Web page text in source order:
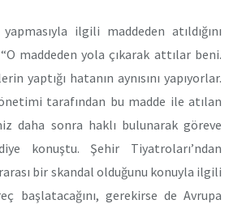
ilgili maddeden atıldığını
maddeden yola çıkarak attılar beni.
yaptığı hatanın aynısını yapıyorlar.
tarafından bu madde ile atılan
daha sonra haklı bulunarak göreve
konuştu. Şehir Tiyatroları’ndan
bir skandal olduğunu konuyla ilgili
başlatacağını, gerekirse de Avrupa